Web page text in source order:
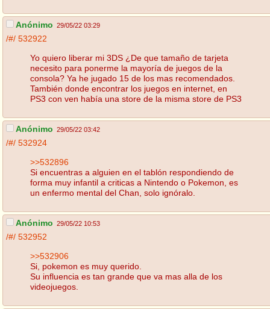
Anónimo 29/05/22 03:29
/#/ 532922
Yo quiero liberar mi 3DS ¿De que tamaño de tarjeta
necesito para ponerme la mayoría de juegos de la
consola? Ya he jugado 15 de los mas recomendados.
También donde encontrar los juegos en internet, en
PS3 con ven había una store de la misma store de PS3
Anónimo 29/05/22 03:42
/#/ 532924
>>532896
Si encuentras a alguien en el tablón respondiendo de
forma muy infantil a criticas a Nintendo o Pokemon, es
un enfermo mental del Chan, solo ignóralo.
Anónimo 29/05/22 10:53
/#/ 532952
>>532906
Si, pokemon es muy querido.
Su influencia es tan grande que va mas alla de los
videojuegos.